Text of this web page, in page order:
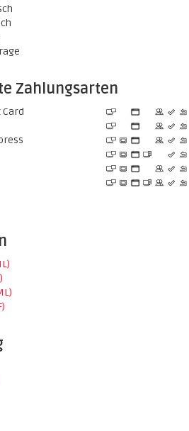
Zahlungsarten